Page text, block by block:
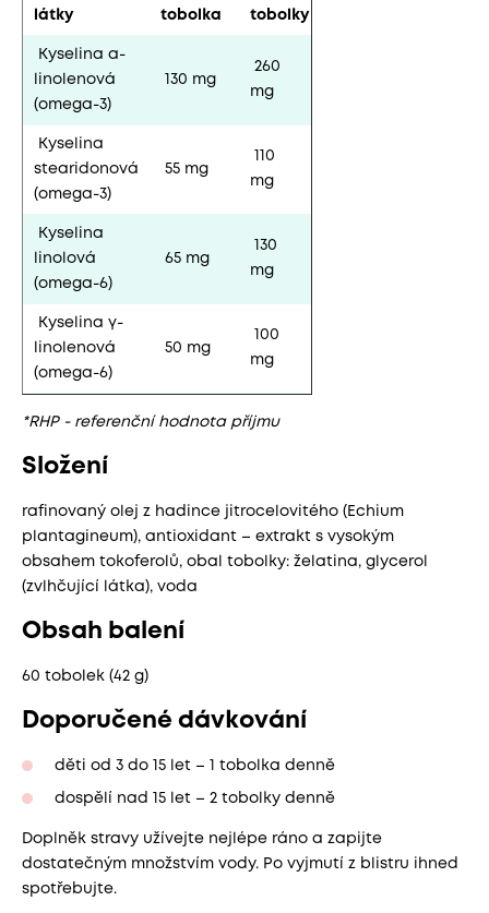
látky tobolka tobolky
Kyselina α-
linolenová
(omega-3)
130 mg
260
mg
Kyselina
stearidonová
(omega-3)
55 mg
110
mg
Kyselina
linolová
(omega-6)
65 mg
130
mg
Kyselina γ-
linolenová
(omega-6)
50 mg
100
mg
*RHP - referenční hodnota příjmu
Složení
rafinovaný olej z hadince jitrocelovitého (Echium
plantagineum), antioxidant – extrakt s vysokým
obsahem tokoferolů, obal tobolky: želatina, glycerol
(zvlhčující látka), voda
Obsah balení
60 tobolek (42 g)
Doporučené dávkování
děti od 3 do 15 let – 1 tobolka denně
dospělí nad 15 let – 2 tobolky denně
Doplněk stravy užívejte nejlépe ráno a zapijte
dostatečným množstvím vody. Po vyjmutí z blistru ihned
spotřebujte.